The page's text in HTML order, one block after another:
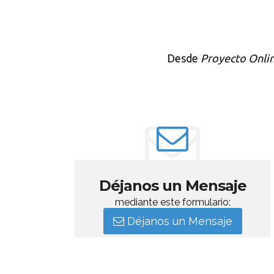
Desde Proyecto
Déjanos un Mensaje
mediante este formulario:
Déjanos un Mensaje